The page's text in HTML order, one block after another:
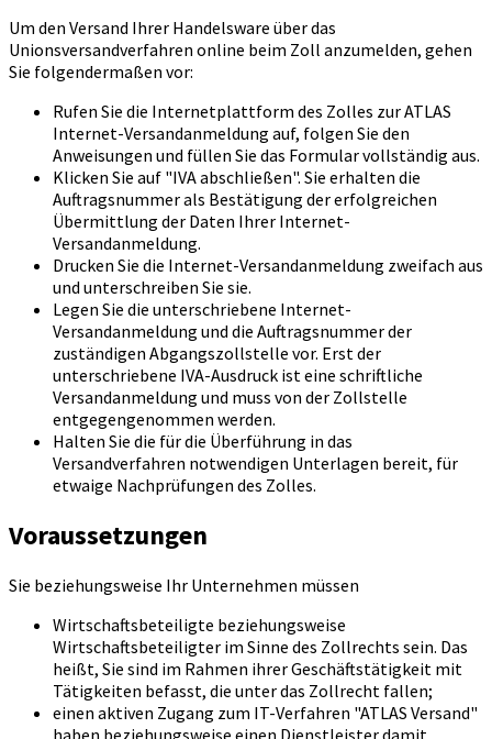
Um den Versand Ihrer Handelsware über das
Unionsversandverfahren online beim Zoll anzumelden, gehen
Sie folgendermaßen vor:
Rufen Sie die Internetplattform des Zolles zur ATLAS
Internet-Versandanmeldung auf, folgen Sie den
Anweisungen und füllen Sie das Formular vollständig aus.
Klicken Sie auf "IVA abschließen". Sie erhalten die
Auftragsnummer als Bestätigung der erfolgreichen
Übermittlung der Daten Ihrer Internet-
Versandanmeldung.
Drucken Sie die Internet-Versandanmeldung zweifach aus
und unterschreiben Sie sie.
Legen Sie die unterschriebene Internet-
Versandanmeldung und die Auftragsnummer der
zuständigen Abgangszollstelle vor. Erst der
unterschriebene IVA-Ausdruck ist eine schriftliche
Versandanmeldung und muss von der Zollstelle
entgegengenommen werden.
Halten Sie die für die Überführung in das
Versandverfahren notwendigen Unterlagen bereit, für
etwaige Nachprüfungen des Zolles.
Voraussetzungen
Sie beziehungsweise Ihr Unternehmen müssen
Wirtschaftsbeteiligte beziehungsweise
Wirtschaftsbeteiligter im Sinne des Zollrechts sein. Das
heißt, Sie sind im Rahmen ihrer Geschäftstätigkeit mit
Tätigkeiten befasst, die unter das Zollrecht fallen;
einen aktiven Zugang zum IT-Verfahren "ATLAS Versand"
haben beziehungsweise einen Dienstleister damit